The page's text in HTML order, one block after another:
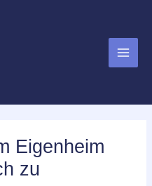
Eigenheim
zu